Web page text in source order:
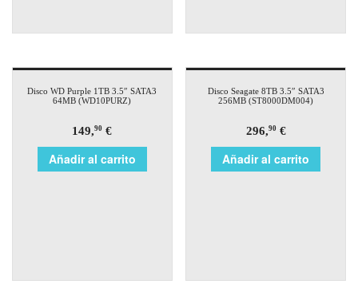
Disco WD Purple 1TB 3.5″ SATA3
64MB (WD10PURZ)
149,90 €
Añadir al carrito
Disco Seagate 8TB 3.5″ SATA3
256MB (ST8000DM004)
296,90€
Añadir al carrito